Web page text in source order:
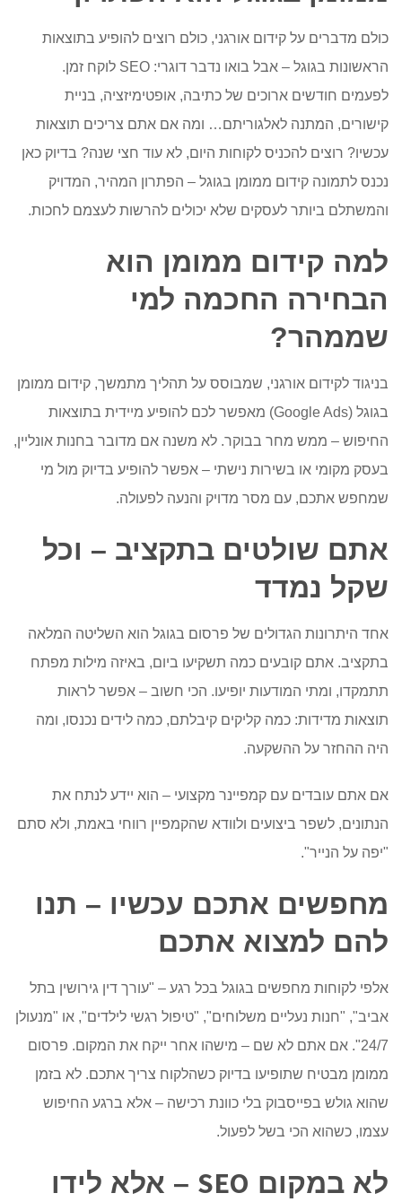
פתרון
כולם מדברים על קידום אורגני, כולם רוצים להופיע בתוצאות
הראשונות בגוגל – אבל בואו נדבר דוגרי: SEO לוקח זמן.
לפעמים חודשים ארוכים של כתיבה, אופטימיזציה, בניית
קישורים, המתנה לאלגוריתם… ומה אם אתם צריכים תוצאות
עכשיו? רוצים להכניס לקוחות היום, לא עוד חצי שנה? בדיוק כאן
נכנס לתמונה קידום ממומן בגוגל – הפתרון המהיר, המדויק
והמשתלם ביותר לעסקים שלא יכולים להרשות לעצמם לחכות.
למה קידום ממומן הוא
הבחירה החכמה למי
שממהר?
בניגוד לקידום אורגני, שמבוסס על תהליך מתמשך, קידום ממומן
בגוגל (Google Ads) מאפשר לכם להופיע מיידית בתוצאות
החיפוש – ממש מחר בבוקר. לא משנה אם מדובר בחנות אונליין,
בעסק מקומי או בשירות נישתי – אפשר להופיע בדיוק מול מי
שמחפש אתכם, עם מסר מדויק והנעה לפעולה.
אתם שולטים בתקציב – וכל
שקל נמדד
אחד היתרונות הגדולים של פרסום בגוגל הוא השליטה המלאה
בתקציב. אתם קובעים כמה תשקיעו ביום, באיזה מילות מפתח
תתמקדו, ומתי המודעות יופיעו. הכי חשוב – אפשר לראות
תוצאות מדידות: כמה קליקים קיבלתם, כמה לידים נכנסו, ומה
היה ההחזר על ההשקעה.
אם אתם עובדים עם קמפיינר מקצועי – הוא יידע לנתח את
הנתונים, לשפר ביצועים ולוודא שהקמפיין רווחי באמת, ולא סתם
"יפה על הנייר".
מחפשים אתכם עכשיו – תנו
להם למצוא אתכם
אלפי לקוחות מחפשים בגוגל בכל רגע – "עורך דין גירושין בתל
אביב", "חנות נעליים משלוחים", "טיפול רגשי לילדים", או "מנעולן
24/7". אם אתם לא שם – מישהו אחר ייקח את המקום. פרסום
ממומן מבטיח שתופיעו בדיוק כשהלקוח צריך אתכם. לא בזמן
שהוא גולש בפייסבוק בלי כוונת רכישה – אלא ברגע החיפוש
עצמו, כשהוא הכי בשל לפעול.
לא במקום SEO – אלא לידו